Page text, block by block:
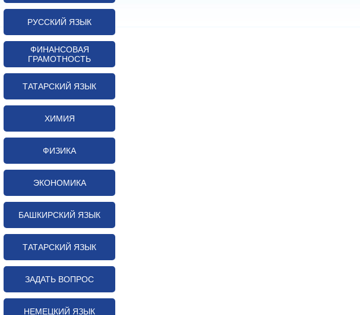
РУССКИЙ ЯЗЫК
ФИНАНСОВАЯ
ГРАМОТНОСТЬ
ТАТАРСКИЙ ЯЗЫК
ХИМИЯ
ФИЗИКА
ЭКОНОМИКА
БАШКИРСКИЙ ЯЗЫК
ТАТАРСКИЙ ЯЗЫК
ЗАДАТЬ ВОПРОС
НЕМЕЦКИЙ ЯЗЫК